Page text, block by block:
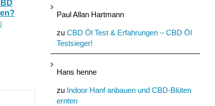
nach zu viel Alkohol?
Kommentare
August 21st, 2022 |
Paul Allan Hartmann
zu CBD Öl Test & Erfahrungen – CBD Öl
Testsieger!
Hans henne
zu Indoor Hanf anbauen und CBD-Blüten
ernten